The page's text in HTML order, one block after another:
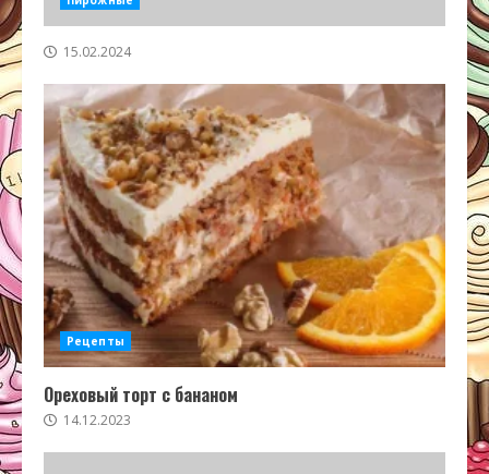
15.02.2024
Рецепты
Ореховый торт с бананом
14.12.2023